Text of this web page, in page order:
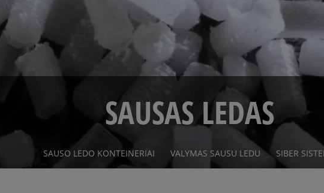
SAUSAS LEDAS
SAUSO LEDO KONTEINERIAI VALYMAS SAUSU LEDU SIBER